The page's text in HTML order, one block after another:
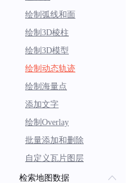
绘制弧线和面
绘制3D棱柱
绘制3D模型
绘制动态轨迹
绘制海量点
添加文字
绘制Overlay
批量添加和删除
自定义瓦片图层
检索地图数据